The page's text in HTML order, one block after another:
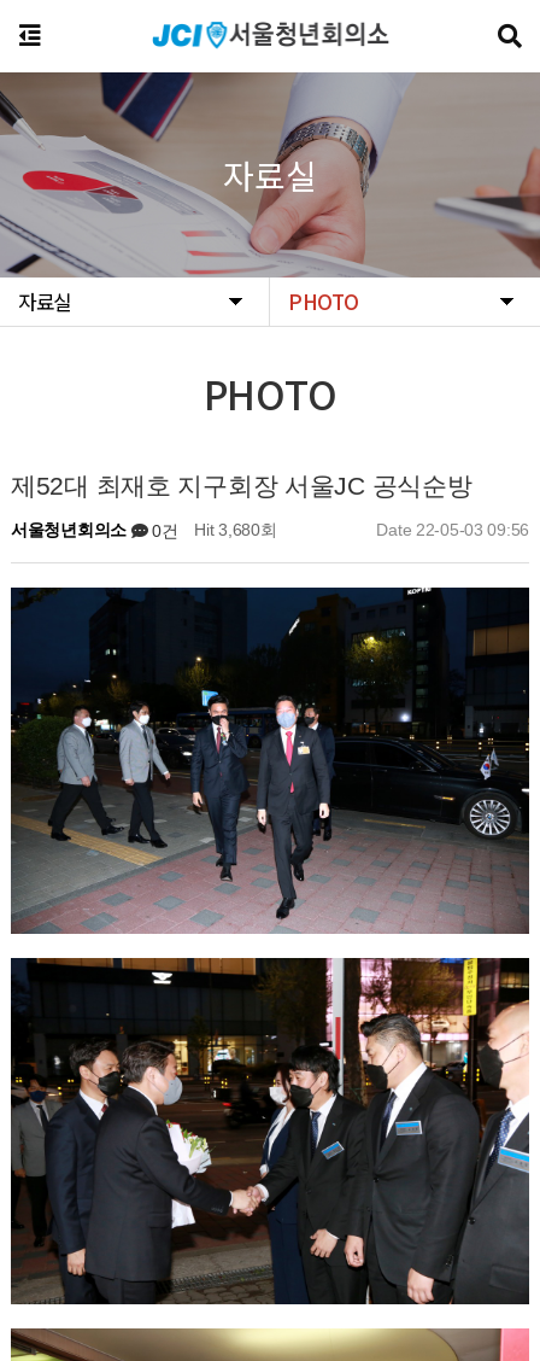
자료실 PHOTO
자료실
PHOTO
제52대 최재호 지구회장 서울JC 공식순방
서울청년회의소 0건 Hit 3,680회 Date 22-05-03 09:56